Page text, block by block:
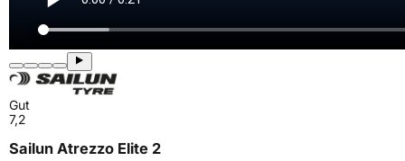
Gut
7,2
Sailun Atrezzo Elite 2